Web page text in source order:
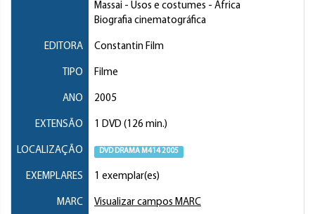
Massai - Usos e costumes - África
Biografia cinematográfica
EDITORA Constantin Film
TIPO Filme
ANO 2005
EXTENSÃO 1 DVD (126 min.)
LOCALIZAÇÃO DVD DRAMA M414 2005
EXEMPLARES 1 exemplar(es)
MARC Visualizar campos MARC